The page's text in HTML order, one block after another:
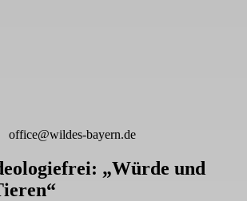
bayern.de
„Würde und